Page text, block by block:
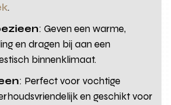
.
: Geven een warme,
en dragen bij aan een
binnenklimaat.
: Perfect voor vochtige
en geschikt voor